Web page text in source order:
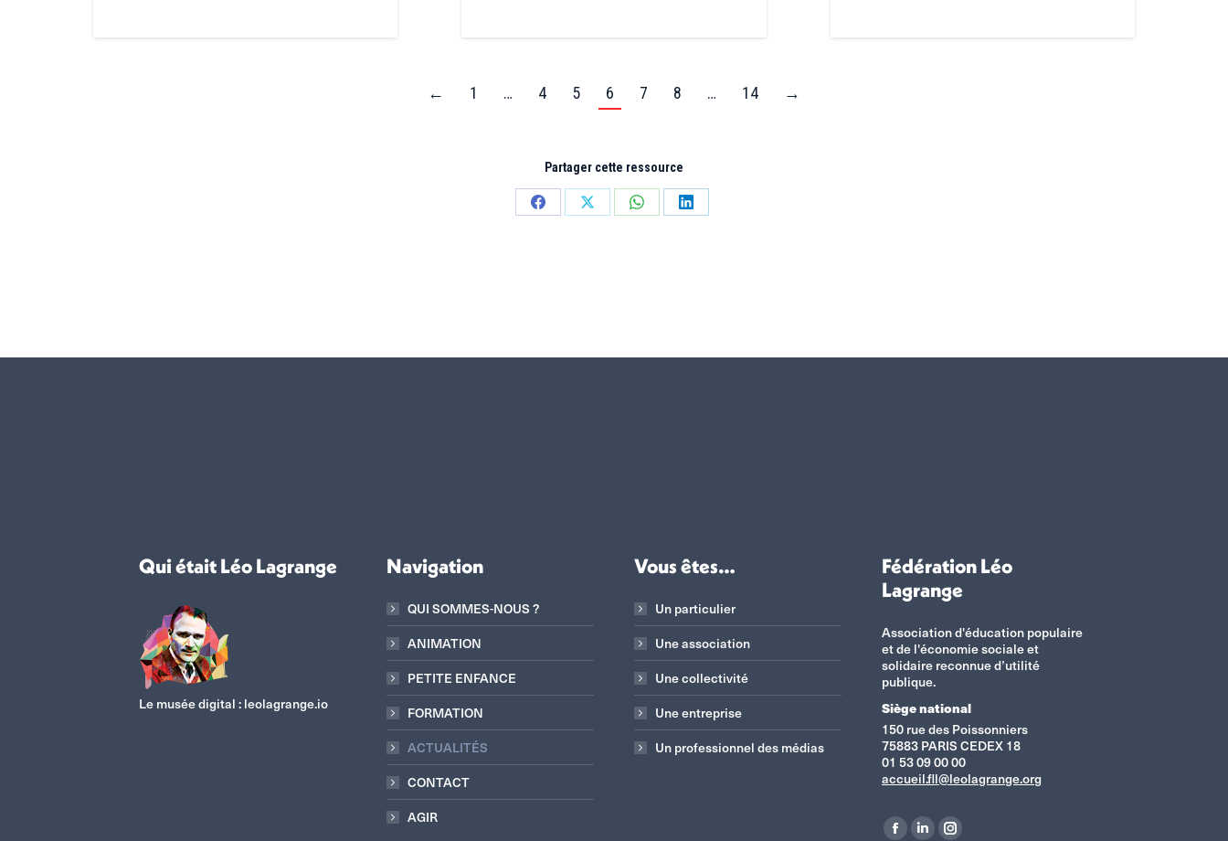
← 1 … 4 5 6 7 8 … 14 →
Partager cette ressource
PartagerPartagerPartagerPartager
Qui était Léo Lagrange
Le musée digital :leolagrange.io
Navigation
QUI SOMMES-NOUS ?
ANIMATION
PETITE ENFANCE
FORMATION
ACTUALITÉS
CONTACT
AGIR
Vous êtes…
Un particulier
Une association
Une collectivité
Une entreprise
Un professionnel des médias
Fédération Léo
Lagrange
Association d'éducation populaire
et de l'économie sociale et
solidaire reconnue d’utilité
publique.
Siège national
150 rue des Poissonniers
75883 PARIS CEDEX 18
01 53 09 00 00
accueil.fll@leolagrange.org
Retrouvez-nous sur :